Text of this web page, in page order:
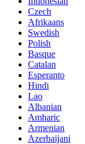
Czech
Afrikaans
Swedish
Polish
Basque
Catalan
Esperanto
Hindi
Lao
Albanian
Amharic
Armenian
Azerbaijani